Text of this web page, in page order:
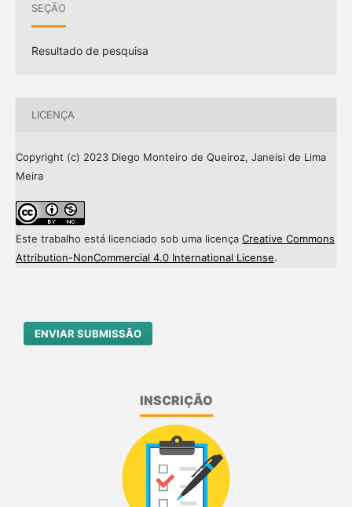
SEÇÃO
Resultado de pesquisa
LICENÇA
Copyright (c) 2023 Diego Monteiro de Queiroz, Janeisi de Lima
Meira
Este trabalho está licenciado sob uma licença Creative Commons
Attribution-NonCommercial 4.0 International License.
ENVIAR SUBMISSÃO
INSCRIÇÃO